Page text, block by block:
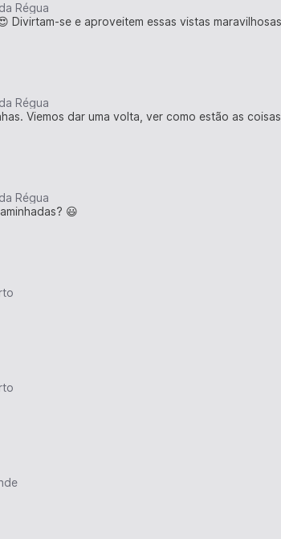
Régua
Divirtam-se e aproveitem essas vistas
Régua
Viemos dar uma volta, ver como estão as
Régua
😃